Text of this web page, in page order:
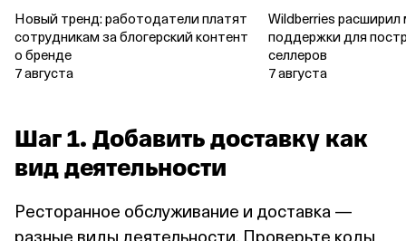
Новый тренд: работодатели платят
сотрудникам за блогерский контент
о бренде
7 августа
Wildberries
поддержки для
селлеров
7 августа
Шаг 1. Добавить доставку как
вид деятельности
Ресторанное обслуживание и доставка —
разные виды деятельности. Проверьте коды